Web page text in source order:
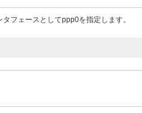
フェースとしてppp0を指定します。